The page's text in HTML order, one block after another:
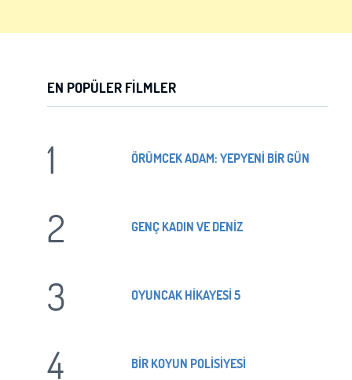
EN POPÜLER FILMLER
1 ÖRÜMCEK ADAM: YEPYENİ BİR GÜN
2 GENÇ KADIN VE DENİZ
3 OYUNCAK HİKAYESİ 5
4 BİR KOYUN POLİSİYESİ